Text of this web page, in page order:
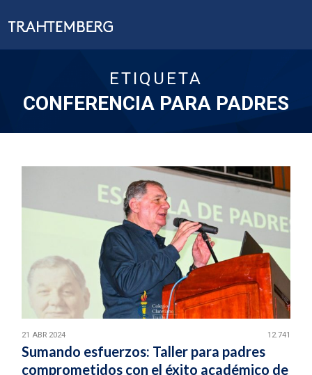
ETIQUETA
CONFERENCIA PARA PADRES
21 ABR 2024 12.741
Sumando esfuerzos: Taller para padres
comprometidos con el éxito académico de